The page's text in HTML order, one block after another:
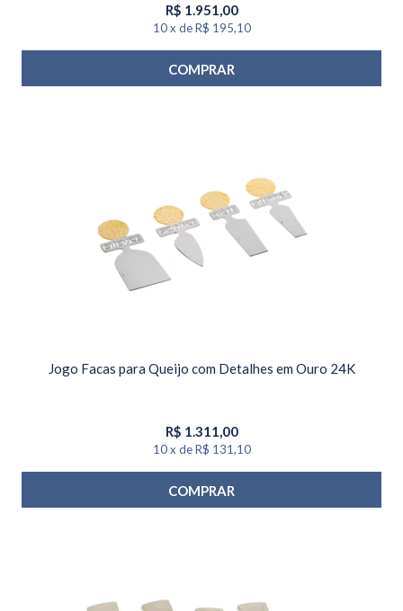
R$ 1.951,00
10 x de R$ 195,10
COMPRAR
Jogo Facas para Queijo com Detalhes em Ouro 24K
R$ 1.311,00
10 x de R$ 131,10
COMPRAR